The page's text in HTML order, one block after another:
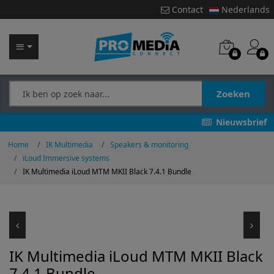
Contact Nederlands
Zoeken
Nieuwsbrief
Home IK Multimedia
Speakers & monitoring
iLoud Immersive systems
IK Multimedia iLoud MTM MKII Black 7.4.1 Bundle
IK Multimedia iLoud MTM MKII Black